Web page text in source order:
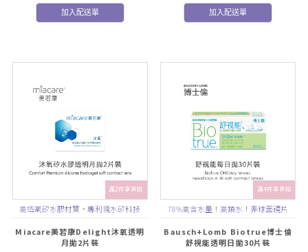
加入配送單 加入配送單
滿2件享折扣
高透氧矽水膠材質，專利親水矽科技
TM，無溶劑配方，能讓氧穿透鏡片傳送
到角膜
Miacare美若康Delight沐氧透明
月拋2片裝
滿4件享折扣
78%高含水量！高鎖水！非球面鏡片
Bausch+Lomb Biotrue博士倫
舒視能透明日拋30片裝